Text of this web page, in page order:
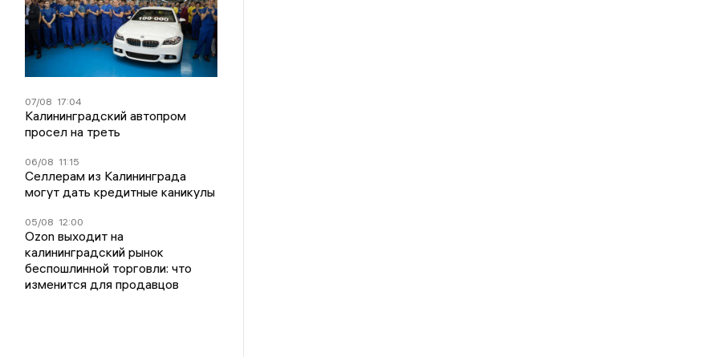
07/08 17:04
Калининградский автопром
просел на треть
06/08 11:15
Селлерам из Калининграда
могут дать кредитные каникулы
05/08 12:00
Ozon выходит на
калининградский рынок
беспошлинной торговли: что
изменится для продавцов